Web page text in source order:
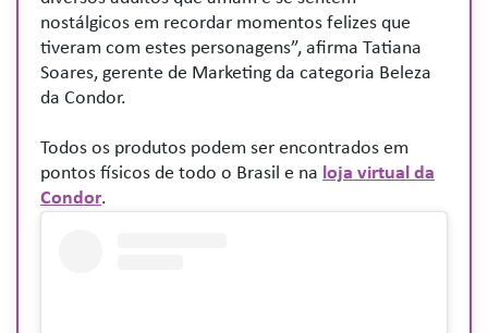
nostálgicos em recordar momentos felizes que
tiveram com estes personagens”, afirma Tatiana
Soares, gerente de Marketing da categoria Beleza
da Condor.
Todos os produtos podem ser encontrados em
pontos físicos de todo o Brasil e na loja virtual da
Condor.